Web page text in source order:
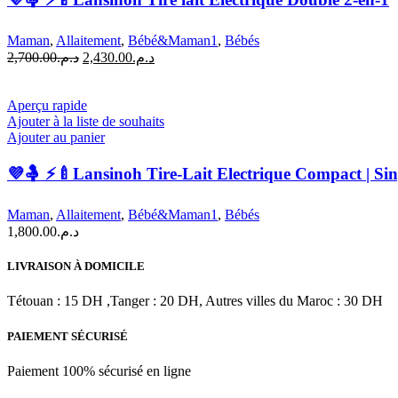
Maman, Allaitement, Bébé&Maman1 , Bébés
د.م.2,700.00
Le
était :
د.م.2,700.00.
د.م.2,430.00
Le
Aperçu rapide
Ajouter à la liste de souhaits
Ajouter au panier
💜🤱 ⚡🍼Lansinoh Tire-Lait Electrique Compact |
Maman, Allaitement, Bébé&Maman1 , Bébés
د.م.1,800.00
LIVRAISON À DOMICILE
Tétouan : 15 DH ,Tanger : 20 DH, Autres villes du Maroc : 30 DH
PAIEMENT SÉCURISÉ
Paiement 100% sécurisé en ligne